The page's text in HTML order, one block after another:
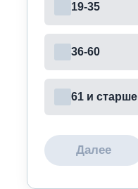
19-35
36-60
61 и старше
Далее